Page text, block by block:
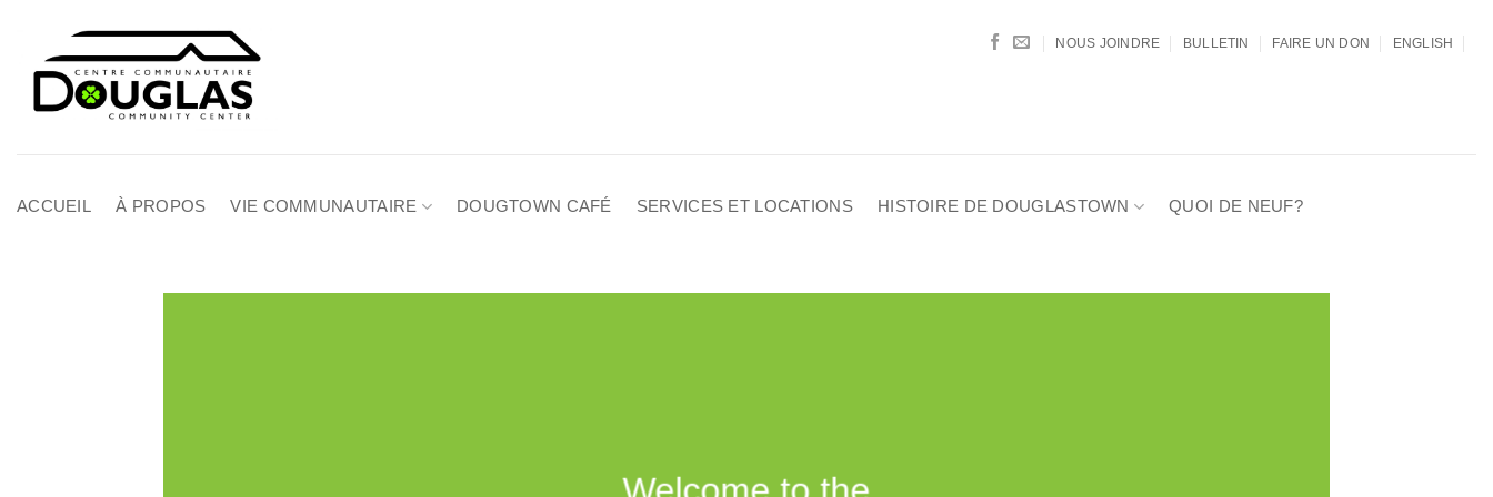
contenu
NOUS JOINDRE BULLETIN FAIRE UN DON ENGLISH
ACCUEIL À PROPOS VIE COMMUNAUTAIRE DOUGTOWN CAFÉ SERVICES ET LOCATIONS HISTOIRE DE DOUGLASTOWN QUOI DE NEUF?